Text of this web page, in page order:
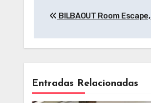
de
entradas
BILBAOUT Room
Entradas Relacionadas